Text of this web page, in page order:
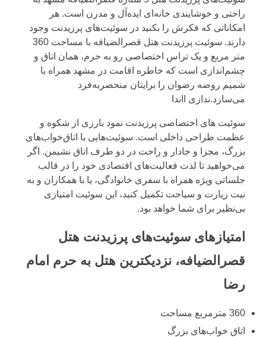
راحتی و خوشایندی خانه‌ای ایده‌آل و مدرن است. هر
امکاناتی که فکرش را بکنید در سوئیت‌های پرزیدنت وجود
دارند. سوئیت پرزیدنت هتل قصرالضیافه با مساحت 360
متر مربع و یک تراس اختصاصی رو به حرم، همان اتاق و
چشم‌اندازی است که خاطره اقامت در مشهد همراه با
شمیم روضه رضوان را برایتان منحصربه‌فرد
می‌سازد.ندازی ااندا
سوئیت های اختصاصی پرزیدنت نمود بارزی از شکوه و
عظمت طراحی داخلی است. سوئیت‌هایی با اتاق‌خواب‌های
بزرگ، مجزا و جادار و راحت در دو طرف اتاق نشیمن. اگر
می‌خواهید تا لذت فعالیت‌های اقتصادی خود را در قالب
جلساتی ویژه همراه با سفری خانوادگی، یا با همکاران و به
نیت زیارت و سیاحت تکمیل کنید، این سوئیت امتیازی
بی‌نظیر برای شما خواهد بود.
امتیازهای سوئیت‌های پرزیدنت هتل
قصرالضیافه، نزدیکترین هتل به حرم امام
رضا
360 مترمربع مساحت
اتاق خواب‌های بزرگ